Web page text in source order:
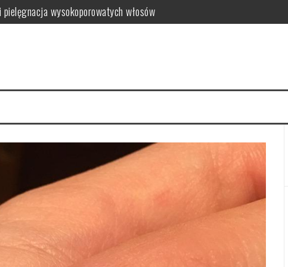
wysokoporowatych włosów
dla skóry
farbowaniu?
pielęgnacja krok po kroku